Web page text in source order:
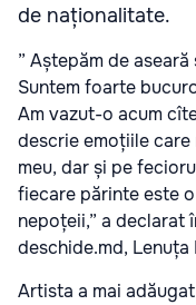
de naționalitate.
” Aștepăm de
Suntem foarte
Am vazut-o acum
descrie emoțiile care
meu, dar și pe
fiecare părinte este
nepoțeii,” a declarat
deschide.md, Lenuța
Artista a mai